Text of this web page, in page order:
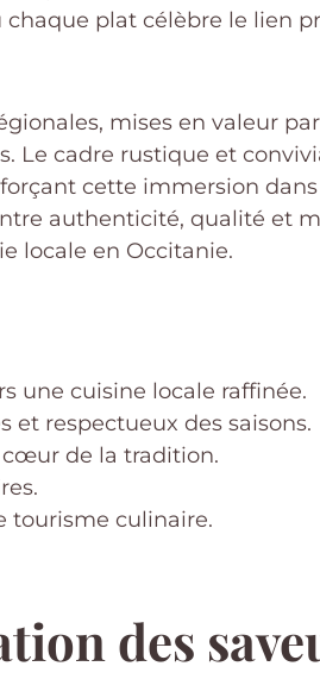
plat célèbre le lien
mises en valeur
Le cadre rustique et
cette immersion
authenticité, qualité et
locale en Occitanie.
une cuisine locale raffinée.
et respectueux des saisons.
de la tradition.
tourisme culinaire.
des